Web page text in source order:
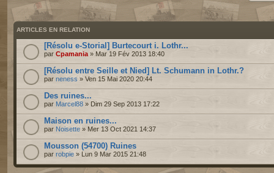
ARTICLES EN RELATION
[Résolu e-Storial] Burtecourt i. Lothr...
par Cpamania » Mar 19 Fév 2013 18:40
[Résolu entre Seille et Nied] Lt. Schumann in Lothr.?
par neness » Ven 15 Mai 2020 20:44
Des ruines...
par Marcel88 » Dim 29 Sep 2013 17:22
Maison en ruines...
par Noisette » Mer 13 Oct 2021 14:37
Mousson (54700) Ruines
par robpie » Lun 9 Mar 2015 21:48